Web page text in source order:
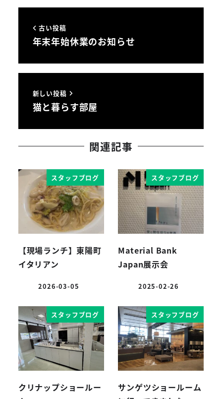
古い投稿
年末年始休業のお知らせ
新しい投稿
猫と暮らす部屋
関連記事
スタッフブログ
【現場ランチ】東陽町
イタリアン
投稿日
2026-03-05
スタッフブログ
Material Bank
Japan展示会
投稿日
2025-02-26
スタッフブログ
クリナップショールー
スタッフブログ
サンゲツショールーム